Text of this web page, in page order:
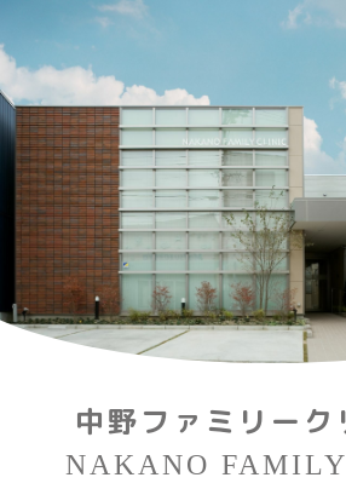
中野ファミリーク
NAKANO